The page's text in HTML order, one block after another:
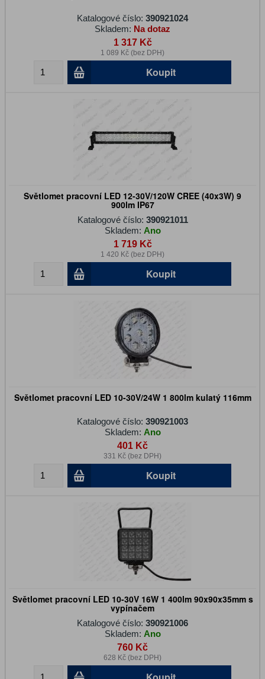
Katalogové číslo: 390921024
Skladem: Na dotaz
1 317 Kč
1 089 Kč (bez DPH)
Koupit
Světlomet pracovní LED 12-30V/120W CREE (40x3W) 9
900lm IP67
Katalogové číslo: 390921011
Skladem: Ano
1 719 Kč
1 420 Kč (bez DPH)
Koupit
Světlomet pracovní LED 10-30V/24W 1 800lm kulatý 116mm
Katalogové číslo: 390921003
Skladem: Ano
401 Kč
331 Kč (bez DPH)
Koupit
Světlomet pracovní LED 10-30V 16W 1 400lm 90x90x35mm s
vypínačem
Katalogové číslo: 390921006
Skladem: Ano
760 Kč
628 Kč (bez DPH)